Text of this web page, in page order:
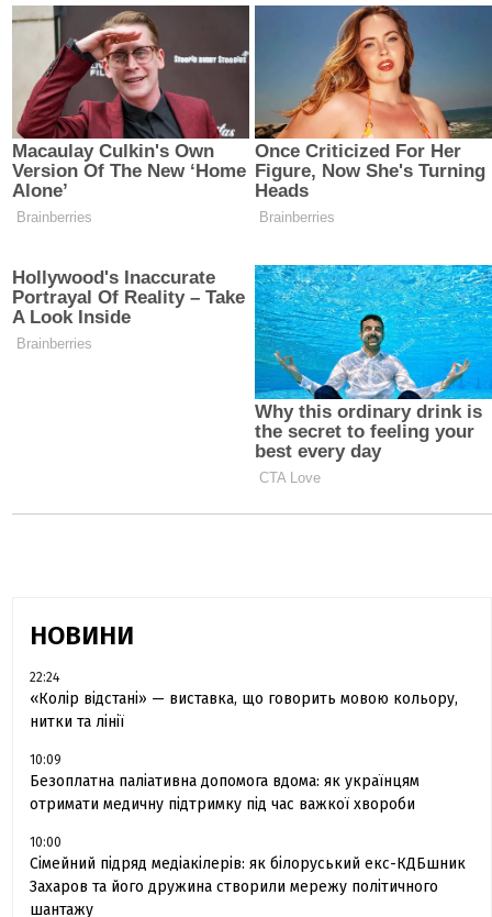
НОВИНИ
22:24
«Колір відстані» — виставка, що говорить мовою кольору,
нитки та лінії
10:09
Безоплатна паліативна допомога вдома: як українцям
отримати медичну підтримку під час важкої хвороби
10:00
Сімейний підряд медіакілерів: як білоруський екс-КДБшник
Захаров та його дружина створили мережу політичного
шантажу